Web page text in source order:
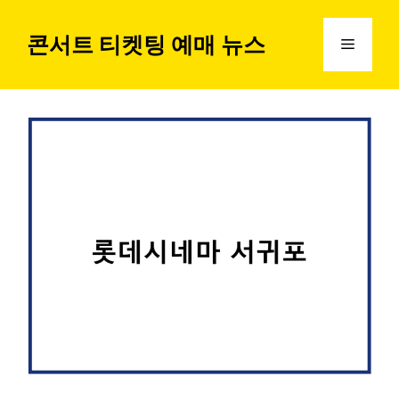
콘서트 티켓팅 예매 뉴스 메